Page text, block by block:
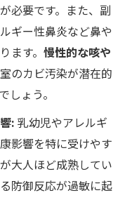
必要です。また、副
ギー性鼻炎など鼻や
ます。 慢性的な咳や
のカビ汚染が潜在的
しょう。
: 乳幼児やアレルギ
影響を特に受けやす
大人ほど成熟してい
防御反応が過敏に起